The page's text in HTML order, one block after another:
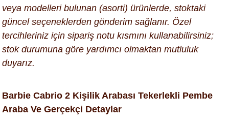
veya modelleri bulunan (asorti) ürünlerde, stoktaki
güncel seçeneklerden gönderim sağlanır. Özel
tercihleriniz için sipariş notu kısmını kullanabilirsiniz;
stok durumuna göre yardımcı olmaktan mutluluk
duyarız.
Barbie Cabrio 2 Kişilik Arabası Tekerlekli Pembe
Araba Ve Gerçekçi Detaylar